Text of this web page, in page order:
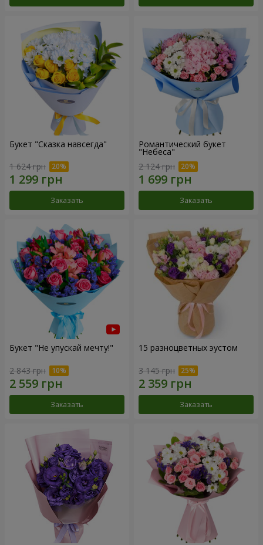
Букет "Сказка навсегда"
1 624 грн
Заказать
Романтический букет
"Небеса"
2 124 грн
Заказать
Букет "Не упускай мечту!"
2 843 грн
Заказать
15 разноцветных эустом
3 145 грн
Заказать